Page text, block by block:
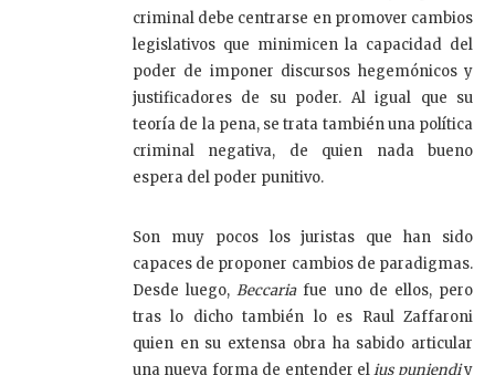
criminal debe centrarse en promover cambios
legislativos que minimicen la capacidad del
poder de imponer discursos hegemónicos y
justificadores de su poder. Al igual que su
teoría de la pena, se trata también una política
criminal negativa, de quien nada bueno
espera del poder punitivo.
Son muy pocos los juristas que han sido
capaces de proponer cambios de paradigmas.
Desde luego,Beccariafue uno de ellos, pero
tras lo dicho también lo es Raul Zaffaroni
quien en su extensa obra ha sabido articular
una nueva forma de entender elius puniendiy